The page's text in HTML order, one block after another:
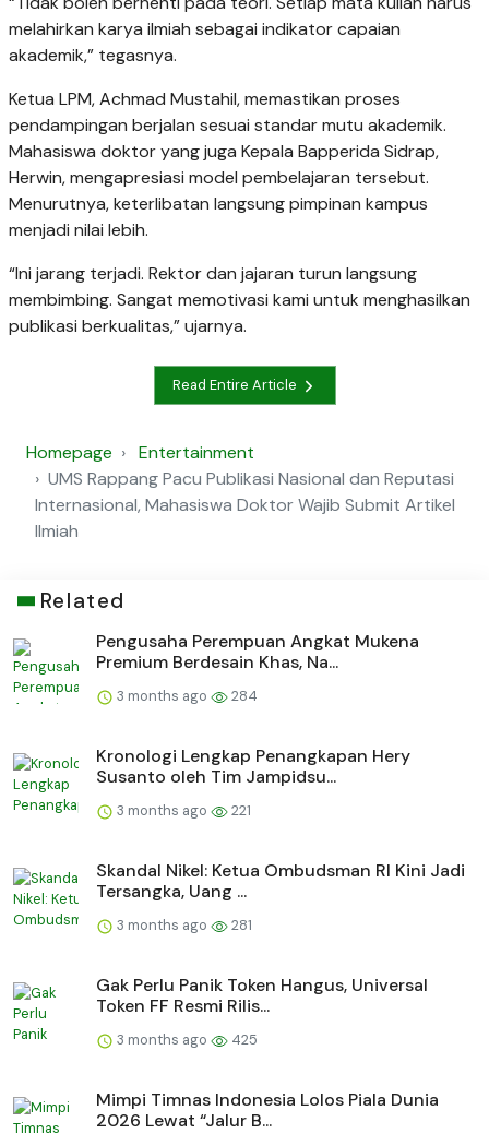
melahirkan karya ilmiah sebagai indikator capaian
akademik,” tegasnya.
Ketua LPM, Achmad Mustahil, memastikan proses
pendampingan berjalan sesuai standar mutu akademik.
Mahasiswa doktor yang juga Kepala Bapperida Sidrap,
Herwin, mengapresiasi model pembelajaran tersebut.
Menurutnya, keterlibatan langsung pimpinan kampus
menjadi nilai lebih.
“Ini jarang terjadi. Rektor dan jajaran turun langsung
membimbing. Sangat memotivasi kami untuk menghasilkan
publikasi berkualitas,” ujarnya.
Read Entire Article
Homepage
Entertainment
UMS Rappang Pacu Publikasi Nasional dan Reputasi
Internasional, Mahasiswa Doktor Wajib Submit Artikel
Ilmiah
Related
Pengusaha Perempuan Angkat Mukena
Premium Berdesain Khas, Na...
3 months ago 284
Kronologi Lengkap Penangkapan Hery
Susanto oleh Tim Jampidsu...
3 months ago 221
Skandal Nikel: Ketua Ombudsman RI Kini Jadi
Tersangka, Uang ...
3 months ago 281
Gak Perlu Panik Token Hangus, Universal
Token FF Resmi Rilis...
3 months ago 425
Mimpi Timnas Indonesia Lolos Piala Dunia
2026 Lewat “Jalur B...